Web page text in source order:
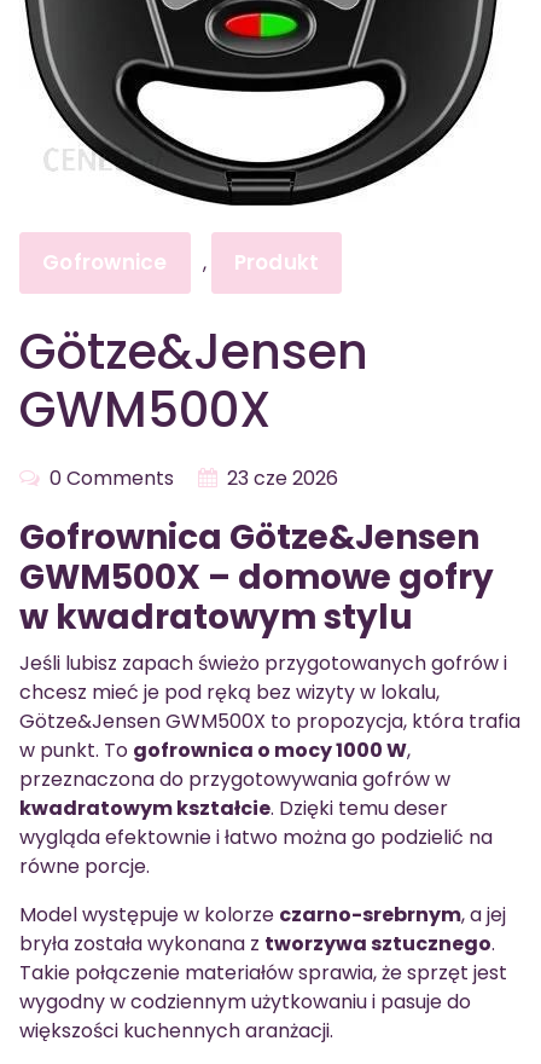
Gofrownice , Produkt
Götze&Jensen
GWM500X
0 Comments 23 cze 2026
Gofrownica Götze&Jensen
GWM500X – domowe gofry
w kwadratowym stylu
Jeśli lubisz zapach świeżo przygotowanych gofrów i
chcesz mieć je pod ręką bez wizyty w lokalu,
Götze&Jensen GWM500X to propozycja, która trafia
w punkt. To gofrownica o mocy 1000 W,
przeznaczona do przygotowywania gofrów w
kwadratowym kształcie. Dzięki temu deser
wygląda efektownie i łatwo można go podzielić na
równe porcje.
Model występuje w kolorze czarno-srebrnym, a jej
bryła została wykonana z tworzywa sztucznego.
Takie połączenie materiałów sprawia, że sprzęt jest
wygodny w codziennym użytkowaniu i pasuje do
większości kuchennych aranżacji.